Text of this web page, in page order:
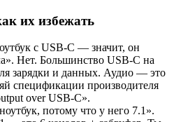
их избежать
с USB-C — значит, он
Нет. Большинство USB-C на
зарядки и данных. Аудио — это
спецификации производителя
over USB-C».
потому что у него 7.1».